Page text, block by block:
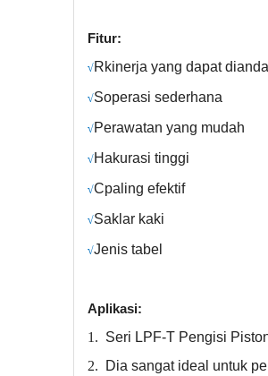
Fitur:
√Rkinerja yang dapat
√Soperasi sederhana
√Perawatan yang mudah
√Hakurasi tinggi
√Cpaling efektif
√Saklar kaki
√Jenis tabel
Aplikasi:
1. Seri LPF-T Pengisi
2.
Dia sangat ideal untuk